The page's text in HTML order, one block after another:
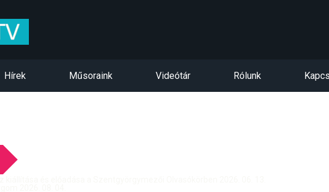
Hírek Műsoraink Videótár Rólunk